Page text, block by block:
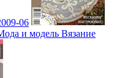
06
и модель Вязание